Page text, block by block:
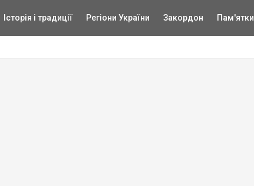
Історія і традиції Регіони України Закордон Пам'ятки